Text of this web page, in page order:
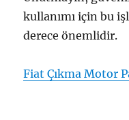
kullanımı için bu
derece önemlidir.
Fiat Çıkma Motor